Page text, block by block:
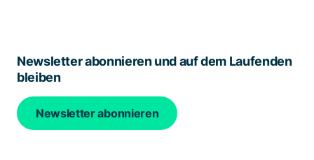
Newsletter abonnieren und auf dem Laufenden
bleiben
Newsletter abonnieren